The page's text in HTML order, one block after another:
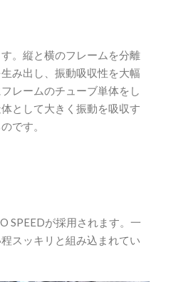
。縦と横のフレームを分離
み出し、振動吸収性を大幅
レームのチューブ単体をし
として大きく振動を吸収す
です。
SPEEDが採用されます。一
スッキリと組み込まれてい